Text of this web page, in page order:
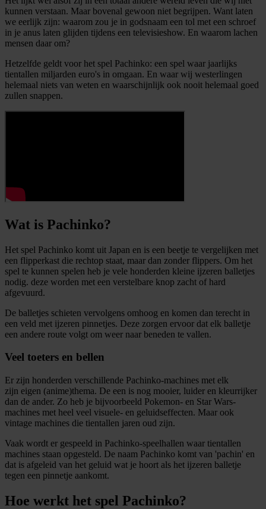
kunnen verstaan. Maar bovenal gewoon niet begrijpen. Want laten
we eerlijk zijn: waarom zou je in godsnaam een tol met een schroef
in je anus laten glijden tijdens een televisieshow. En waarom lachen
mensen daar om?
Hetzelfde geldt voor het spel Pachinko: een spel waar jaarlijks
tientallen miljarden euro's in omgaan. En waar wij westerlingen
helemaal niets van weten en waarschijnlijk ook nooit helemaal goed
zullen snappen.
Wat is Pachinko?
Het spel Pachinko komt uit Japan en is een beetje te vergelijken met
een flipperkast die rechtop staat, maar dan zonder flippers. Om het
spel te kunnen spelen heb je vele honderden kleine ijzeren balletjes
nodig. deze worden met een verstelbare knop zacht of hard
afgevuurd.
De balletjes schieten vervolgens omhoog en komen dan terecht in
een veld met ijzeren pinnetjes. Deze zorgen ervoor dat elk balletje
een andere route volgt om weer naar beneden te vallen.
Veel toeters en bellen
Er zijn honderden verschillende Pachinko-machines met elk
zijn eigen (anime)thema. De een is nog mooier, luider en kleurrijker
dan de ander. Zo heb je bijvoorbeeld Pokemon- en Star Wars-
machines met heel veel visuele- en geluidseffecten. Maar ook
vintage machines die tientallen jaren oud zijn.
Vaak wordt er gespeeld in Pachinko-speelhallen waar tientallen
machines staan opgesteld. De naam Pachinko komt van 'pachin' en
dat is afgeleid van het geluid wat je hoort als het ijzeren balletje
tegen een pinnetje aankomt.
Hoe werkt het spel Pachinko?